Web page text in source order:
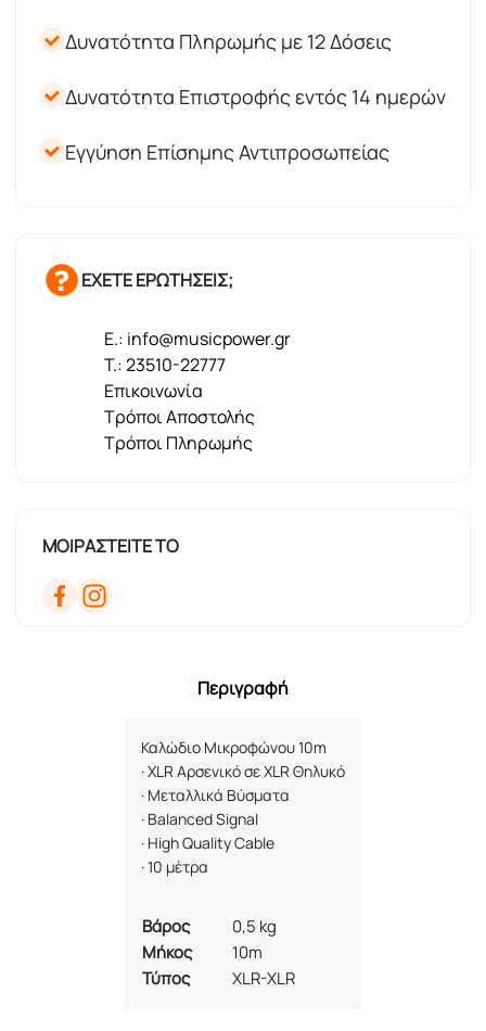
Δυνατότητα Πληρωμής με 12 Δόσεις
Δυνατότητα Επιστροφής εντός 14 ημερών
Εγγύηση Επίσημης Αντιπροσωπείας
ΕΧΕΤΕ ΕΡΩΤΗΣΕΙΣ;
E.: info@musicpower.gr
T.: 23510-22777
Επικοινωνία
Τρόποι Αποστολής
Τρόποι Πληρωμής
ΜΟΙΡΑΣΤΕΙΤΕ ΤΟ
Περιγραφή
Καλώδιο Μικροφώνου 10m
·XLR Αρσενικό σεXLR Θηλυκό
· Μεταλλικά Βύσματα
· Balanced Signal
· High Quality Cable
·10 μέτρα
Βάρος
0,5 kg
Μήκος
10m
Τύπος
XLR-XLR